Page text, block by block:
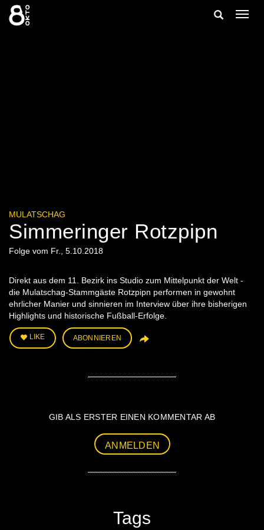
Zum
Inhalt
springen
Suche
MULATSCHAG
Simmeringer Rotzpipn
Folge vom Fr., 5.10.2018
Direkt aus dem 11. Bezirk ins Studio zum Mittelpunkt der Welt -
die Mulatschag-Stammgäste Rotzpipn performen in gewohnt
ehrlicher Manier und sinnieren im Interview über ihre bisherigen
Highlights und historische Fußball-Erfolge.
LIKE ABONNIEREN
GIB ALS ERSTER EINEN KOMMENTAR AB
ANMELDEN
Tags